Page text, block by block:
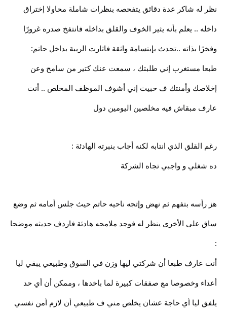
نظر له شاكر عدة دقائق يتفحصه بنظرات شاملة محاولا إختراق
داخله .. يعلم بأنه يثير الخوف والقلق بداخله فانتفخ صدره غرورًا
وفخرًا بذاته ..تحدث بإبتسامة واثقة فاثارت الريبة بداخل حاتم:
طبعا مستغرب إني طلبتك ، سمعت عنك كتير من سامح وعن
إخلاصك وأمنتك ف حبيت إني أشوف الموظف المخلص .. أنت
عارف مبقاش فيه مخلصين اليومين دول
رغم القلق الذي انتابه لكنه أجاب بنبرته الهادئة :
ده شغلي و واجبي تجاه الشركة
هز رأسه بتفهم ثم نهض وإتجه ناحيه حاتم حيث جلس أمامه ثم وضع
ساق على الأخرى ينظر له فوجد ملامحه هادئة فاردف حديثه موضحا
:
أنت عارف طبعا أن شركتي ليها وزن في السوق وطبيعي يبقي ليا
أعداء وخصوصا مع صفقات كبيرة لما باخدها ، وممكن أن أي حد
يلفق ليا أي حاجة عشان يخلص مني ف طبيعي أن لازم أمن نفسي